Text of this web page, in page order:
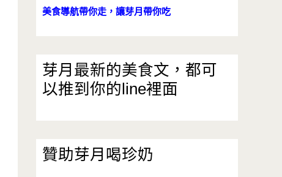
美食導航帶你走，讓芽月帶你吃
芽月最新的美食文，都可
以推到你的line裡面
贊助芽月喝珍奶